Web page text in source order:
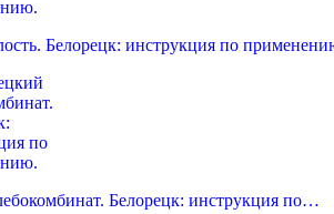
Белорецк: инструкция по
Белорецк: инструкция по…